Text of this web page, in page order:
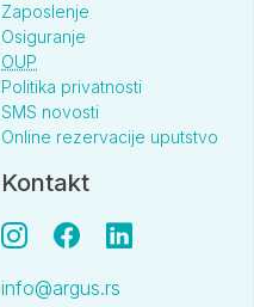
Zaposlenje
Osiguranje
OUP
Politika privatnosti
SMS novosti
Online rezervacije uputstvo
Kontakt
info@argus.rs